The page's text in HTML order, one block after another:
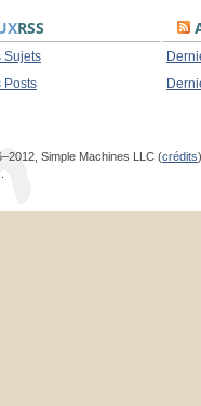
RSS
Sujets
Posts
Simple Machines LLC (crédits)